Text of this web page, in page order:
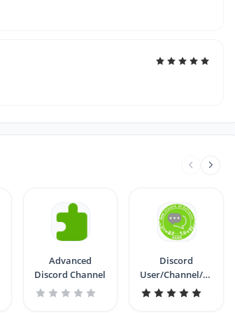
Advanced
Discord Channel
Discord
User/Channel/Message
ID all get tool